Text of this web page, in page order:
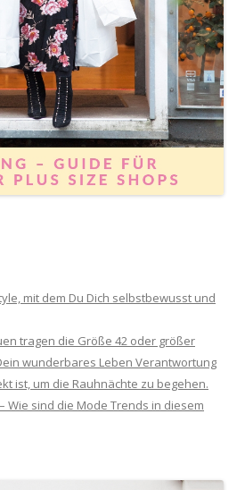
mit dem Du Dich selbstbewusst und
tragen die Größe 42 oder größer
wunderbares Leben Verantwortung
ist, um die Rauhnächte zu begehen.
Wie sind die Mode Trends in diesem